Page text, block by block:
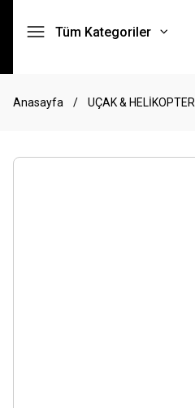
Tüm Kategoriler
Anasayfa UÇAK & HELİKOPTER